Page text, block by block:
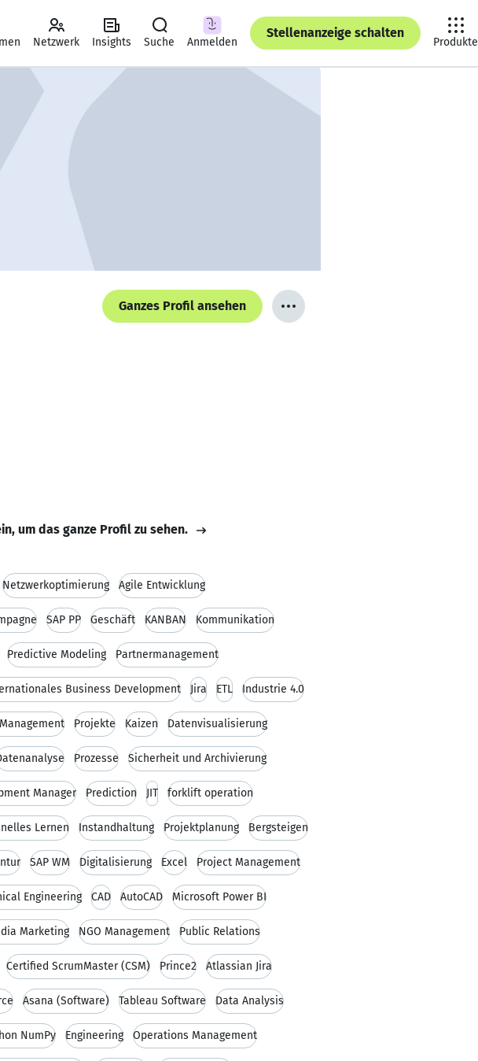
Netzwerk Insights Suche Anmelden
Stellenanzeige schalten
Produkte
Ganzes Profil ansehen
um das ganze Profil zu sehen.
Netzwerkoptimierung Agile Entwicklung
SAP PP Geschäft KANBAN Kommunikation
Predictive Modeling Partnermanagement
Business Development Jira ETL Industrie 4.0
Projekte Kaizen Datenvisualisierung
Prozesse Sicherheit und Archivierung
Manager Prediction JIT forklift operation
Lernen Instandhaltung Projektplanung Bergsteigen
SAP WM Digitalisierung Excel Project Management
Engineering CAD AutoCAD Microsoft Power BI
Marketing NGO Management Public Relations
Certified ScrumMaster (CSM) Prince2 Atlassian Jira
Asana (Software) Tableau Software Data Analysis
NumPy Engineering Operations Management